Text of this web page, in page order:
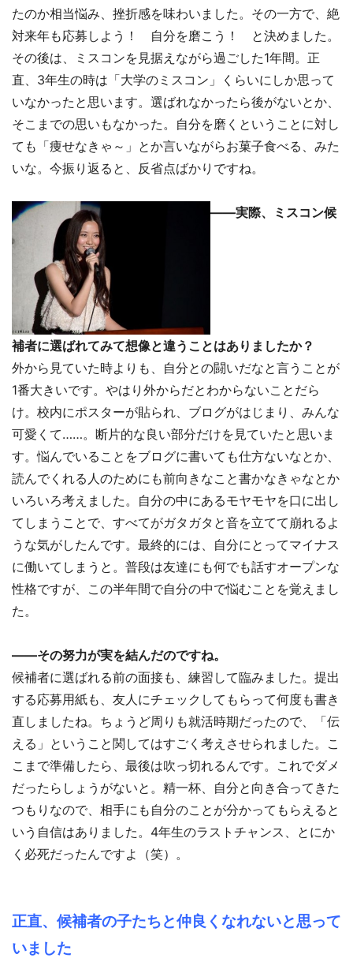
たのか相当悩み、挫折感を味わいました。その一方で、絶
対来年も応募しよう！ 自分を磨こう！ と決めました。
その後は、ミスコンを見据えながら過ごした1年間。正
直、3年生の時は「大学のミスコン」くらいにしか思って
いなかったと思います。選ばれなかったら後がないとか、
そこまでの思いもなかった。自分を磨くということに対し
ても「痩せなきゃ～」とか言いながらお菓子食べる、みた
いな。今振り返ると、反省点ばかりですね。
――実際、ミスコン候
補者に選ばれてみて想像と違うことはありましたか？
外から見ていた時よりも、自分との闘いだなと言うことが
1番大きいです。やはり外からだとわからないことだら
け。校内にポスターが貼られ、ブログがはじまり、みんな
可愛くて……。断片的な良い部分だけを見ていたと思いま
す。悩んでいることをブログに書いても仕方ないなとか、
読んでくれる人のためにも前向きなこと書かなきゃなとか
いろいろ考えました。自分の中にあるモヤモヤを口に出し
てしまうことで、すべてがガタガタと音を立てて崩れるよ
うな気がしたんです。最終的には、自分にとってマイナス
に働いてしまうと。普段は友達にも何でも話すオープンな
性格ですが、この半年間で自分の中で悩むことを覚えまし
た。
――その努力が実を結んだのですね。
候補者に選ばれる前の面接も、練習して臨みました。提出
する応募用紙も、友人にチェックしてもらって何度も書き
直しましたね。ちょうど周りも就活時期だったので、「伝
える」ということ関してはすごく考えさせられました。こ
こまで準備したら、最後は吹っ切れるんです。これでダメ
だったらしょうがないと。精一杯、自分と向き合ってきた
つもりなので、相手にも自分のことが分かってもらえると
いう自信はありました。4年生のラストチャンス、とにか
く必死だったんですよ（笑）。
正直、候補者の子たちと仲良くなれないと思って
いました